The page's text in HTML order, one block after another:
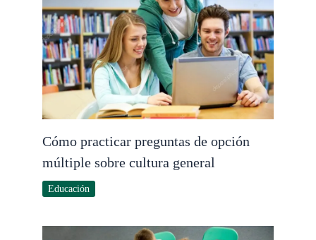
Cómo practicar preguntas de opción
múltiple sobre cultura general
Educación